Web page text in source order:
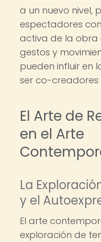
a un nuevo nivel,
espectadores
activa de la obra
gestos y
pueden influir en
ser co-creadores
El Arte de
en el Arte
La
y el
El arte
exploración de